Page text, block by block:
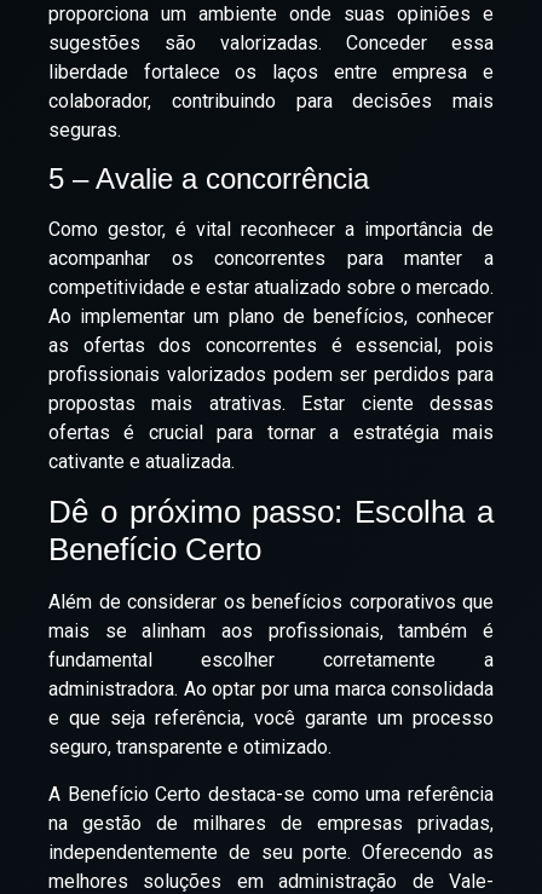
proporciona um ambiente onde suas opiniões e
sugestões são valorizadas. Conceder essa
liberdade fortalece os laços entre empresa e
colaborador, contribuindo para decisões mais
seguras.
5 – Avalie a concorrência
Como gestor, é vital reconhecer a importância de
acompanhar os concorrentes para manter a
competitividade e estar atualizado sobre o mercado.
Ao implementar um plano de benefícios, conhecer
as ofertas dos concorrentes é essencial, pois
profissionais valorizados podem ser perdidos para
propostas mais atrativas. Estar ciente dessas
ofertas é crucial para tornar a estratégia mais
cativante e atualizada.
Dê o próximo passo: Escolha a
Benefício Certo
Além de considerar os benefícios corporativos que
mais se alinham aos profissionais, também é
fundamental escolher corretamente a
administradora. Ao optar por uma marca consolidada
e que seja referência, você garante um processo
seguro, transparente e otimizado.
A Benefício Certo destaca-se como uma referência
na gestão de milhares de empresas privadas,
independentemente de seu porte. Oferecendo as
melhores soluções em administração de Vale-